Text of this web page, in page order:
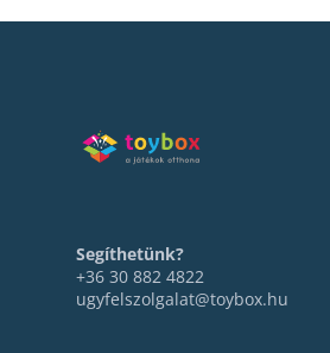
Segíthetünk?
+36 30 882 4822
ugyfelszolgalat@toybox.hu